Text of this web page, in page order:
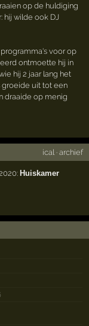
op de huldiging
hij wilde ook DJ
voor op
ontmoette hij in
hij 2 jaar lang het
groeide uit tot een
draaide op menig
ical· archief
Huiskamer